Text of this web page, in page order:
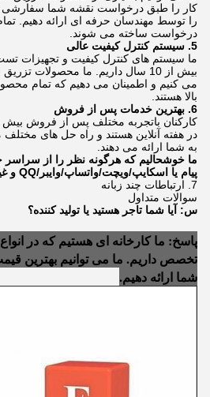
کار را طبق درخواست نقشه شما
را توسط مهندسان حرفه ای ارائه دهیم.
درخواست ساخته می شوند.
5. سیستم کنترل کیفیت عالی
ما سیستم های کنترل کیفیت و تجهیزات
بیش از 10 سال داریم. ما
می کنیم و اطمینان می دهیم که تمام
بالا هستند.
6. بهترین خدمات پس از فروش
در هفته آنلاین هستند و راه حل های
به شما ارائه می دهند.
ما خوشحالیم که هرگونه نظر را از
پیام یا اسکایپ/ویچت/واتساپ/وایبر/QQ و غیره دریافت می کنیم.
7. ارتباطات چند زبانه
سوالات متداول
س: آیا شما تاجر هستید یا تولید کننده؟
پاسخ: ما کارخانه ای هستیم که در
تخصص داریم. ما می توانیم بهترین
شما ارائه دهیم.